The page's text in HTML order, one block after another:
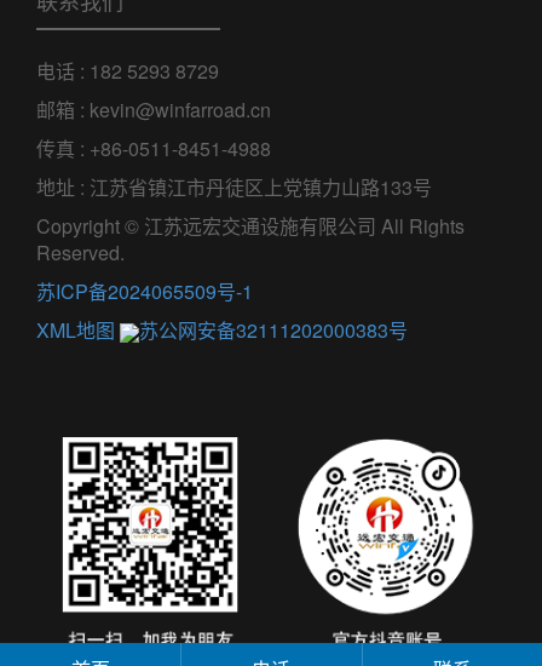
电话 : 182 5293 8729
邮箱 : kevin@winfarroad.cn
传真 : +86-0511-8451-4988
地址 : 江苏省镇江市丹徒区上党镇力山路133号
Copyright © 江苏远宏交通设施有限公司 All Rights
Reserved.
苏ICP备2024065509号-1
XML地图
苏公网安备32111202000383号